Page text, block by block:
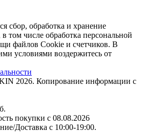
сбор, обработка и хранение
том числе обработка персональной
файлов Cookie и счетчиков. В
условиями воздержитесь от
2026. Копирование информации с
покупки с 08.08.2026
Доставка с 10:00-19:00.